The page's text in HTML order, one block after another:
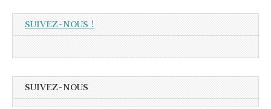
SUIVEZ-NOUS !
SUIVEZ-NOUS